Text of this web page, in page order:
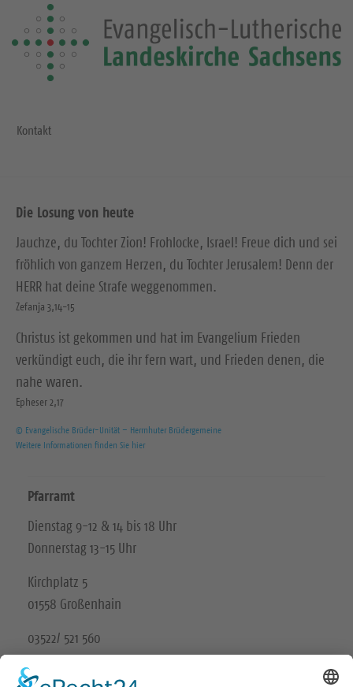
Kontakt
Die Losung von heute
Jauchze, du Tochter Zion! Frohlocke, Israel! Freue dich und sei
fröhlich von ganzem Herzen, du Tochter Jerusalem! Denn der
HERR hat deine Strafe weggenommen.
Zefanja 3,14-15
Christus ist gekommen und hat im Evangelium Frieden
verkündigt euch, die ihr fern wart, und Frieden denen, die
nahe waren.
Epheser 2,17
© Evangelische Brüder-Unität – Herrnhuter Brüdergemeine
Weitere Informationen finden Sie hier
Pfarramt
Dienstag 9-12 & 14 bis 18 Uhr
Donnerstag 13-15 Uhr
Kirchplatz 5
01558 Großenhain
03522/ 521 560
Unsere Schwesterkirchgemeinde